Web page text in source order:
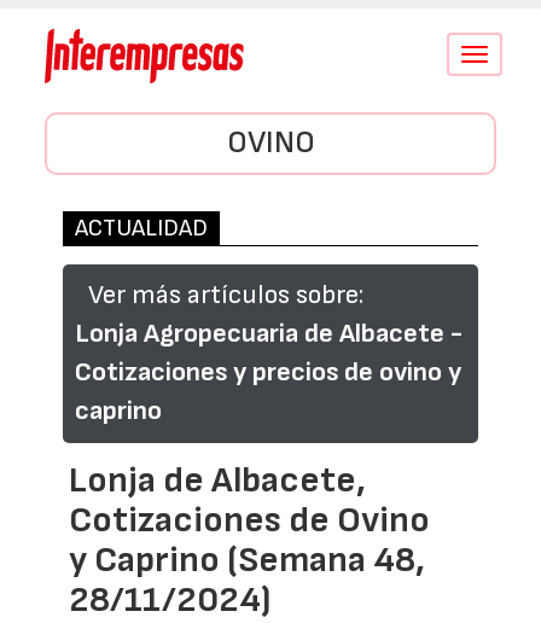
Conmutar
OVINO
ACTUALIDAD
Ver más artículos sobre:
Lonja Agropecuaria de Albacete -
Cotizaciones y precios de ovino y
caprino
Lonja de Albacete,
Cotizaciones de Ovino
y Caprino (Semana 48,
28/11/2024)